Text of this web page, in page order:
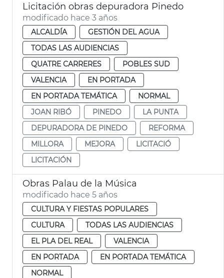
Licitación obras depuradora Pinedo
modificado hace 3 años
ALCALDÍA
GESTIÓN DEL AGUA
TODAS LAS AUDIENCIAS
QUATRE CARRERES
POBLES SUD
VALENCIA
EN PORTADA
EN PORTADA TEMÁTICA
NORMAL
JOAN RIBÓ
PINEDO
LA PUNTA
DEPURADORA DE PINEDO
REFORMA
MILLORA
MEJORA
LICITACIÓ
LICITACIÓN
Obras Palau de la Música
modificado hace 5 años
CULTURA Y FIESTAS POPULARES
CULTURA
TODAS LAS AUDIENCIAS
EL PLA DEL REAL
VALENCIA
EN PORTADA
EN PORTADA TEMÁTICA
NORMAL